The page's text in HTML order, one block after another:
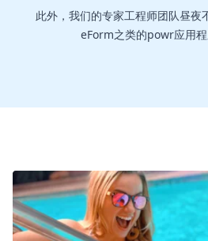
此外，我们的专家工程师团队昼夜
eForm之类的powr应用程